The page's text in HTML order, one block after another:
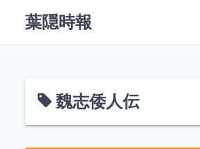
葉隠時報
魏志倭人伝